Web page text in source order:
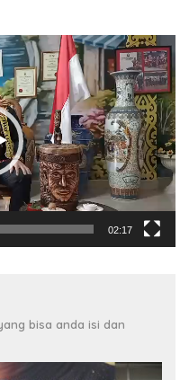
02:17
bisa anda isi dan